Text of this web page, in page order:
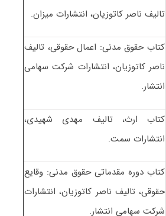
تالیف ناصر کاتوزیان، انتشارات میزان.
کتاب حقوق مدنی: اعمال حقوقی، تالیف
ناصر کاتوزیان، انتشارات شرکت سهامی
انتشار.
کتاب ارث، تالیف مهدی شهیدی،
انتشارات سمت.
کتاب دوره مقدماتی حقوق مدنی: وقایع
حقوقی، تالیف ناصر کاتوزیان، انتشارات
شرکت سهامی انتشار.